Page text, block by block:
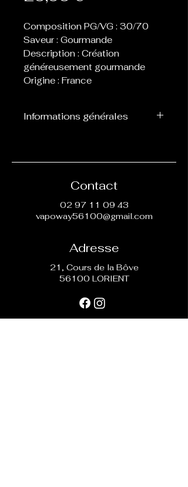
Composition PG/VG : 30/70
Saveur : Gourmande
Description : Création
généreusement gourmande
Origine : France
Informations générales
2 boosters afin de les
Contact
02 97 11 09 43
vapoway56100@gmail.com
Adresse
21, Cours de la Bôve
56100 LORIENT